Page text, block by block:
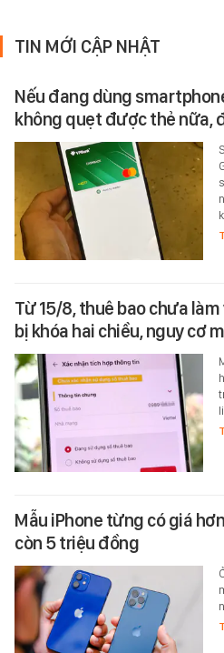
TIN MỚI CẬP NHẬT
Nếu đang dùng
không quẹt được thẻ nữa,
Từ 15/8, thuê bao chưa làm
bị khóa hai chiều, nguy cơ
Mẫu iPhone từng có giá
còn 5 triệu đồng